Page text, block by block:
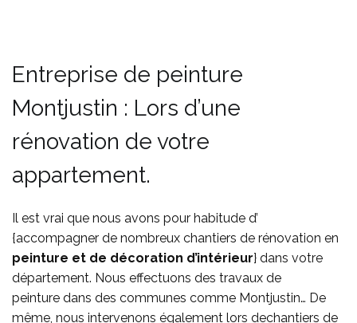
Entreprise de peinture
Montjustin : Lors d’une
rénovation de votre
appartement.
Il est vrai que nous avons pour habitude d’
{accompagner de nombreux chantiers de rénovation en
peinture et de décoration d’intérieur} dans votre
département. Nous effectuons des travaux de
peinture dans des communes comme Montjustin… De
même, nous intervenons également lors dechantiers de